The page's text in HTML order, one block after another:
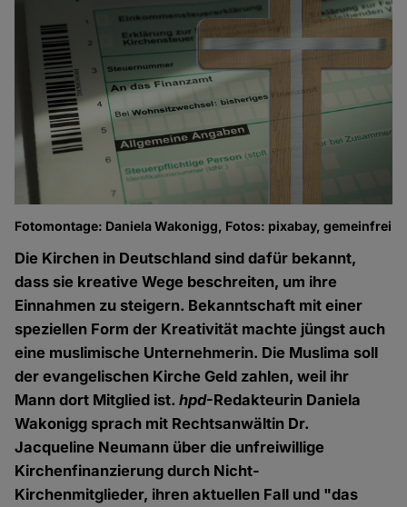
Fotomontage: Daniela Wakonigg, Fotos: pixabay, gemeinfrei
Die Kirchen in Deutschland sind dafür bekannt,
dass sie kreative Wege beschreiten, um ihre
Einnahmen zu steigern. Bekanntschaft mit einer
speziellen Form der Kreativität machte jüngst auch
eine muslimische Unternehmerin. Die Muslima soll
der evangelischen Kirche Geld zahlen, weil ihr
Mann dort Mitglied ist.hpd-Redakteurin Daniela
Wakonigg sprach mit Rechtsanwältin Dr.
Jacqueline Neumann über die unfreiwillige
Kirchenfinanzierung durch Nicht-
Kirchenmitglieder, ihren aktuellen Fall und "das